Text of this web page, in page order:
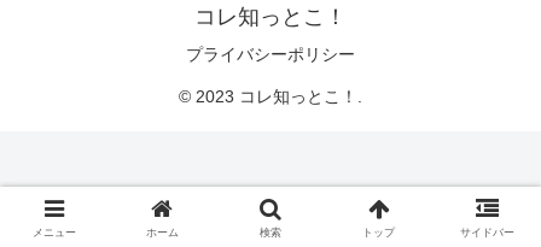
コレ知っとこ！
プライバシーポリシー
© 2023 コレ知っとこ！.
メニュー ホーム 検索 トップ サイドバー